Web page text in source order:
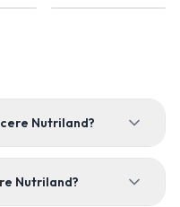
Nutriland?
Nutriland?